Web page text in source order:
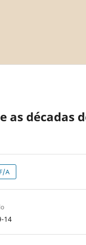
as décadas
A
14